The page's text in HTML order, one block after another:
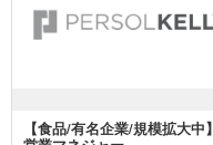
【⾷品/有名企業/規模拡大中】